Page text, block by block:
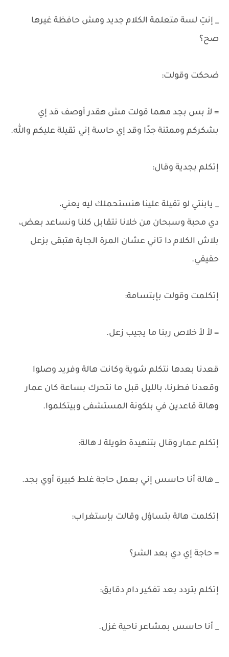
_ إنتِ لسة متعلمة الكلام جديد ومش حافظة غيرها
صح؟
ضحكت وقولت:
= لأ بس بجد مهما قولت مش هقدر أوصف قد إي
بشكركم وممتنة جدًا وقد إي حاسة إني تقيلة عليكم والله.
إتكلم بجدية وقال:
_ يابنتي لو تقيلة علينا هنستحملك ليه يعني،
دي محبة وسبحان من خلانا نتقابل كلنا ونساعد بعض،
بلاش الكلام دا تاني عشان المرة الجاية هتبقى بزعل
حقيقي.
إتكلمت وقولت بإبتسامة:
= لأ لأ خلاص ربنا ما يجيب زعل.
قعدنا بعدها نتكلم شوية وكانت هالة وفريد وصلوا
وقعدنا فطرنا، بالليل قبل ما نتحرك بساعة كان عمار
وهالة قاعدين في بلكونة المستشفى وبيتكلموا.
إتكلم عمار وقال بتنهيدة طويلة لـ هالة:
_ هالة أنا حاسس إني بعمل حاجة غلط كبيرة أوي بجد.
إتكلمت هالة بتساؤل وقالت بإستغراب:
= حاجة إي دي بعد الشر؟
إتكلم بتردد بعد تفكير دام دقايق:
_ أنا حاسس بمشاعر ناحية غزل.